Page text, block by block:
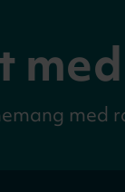
med